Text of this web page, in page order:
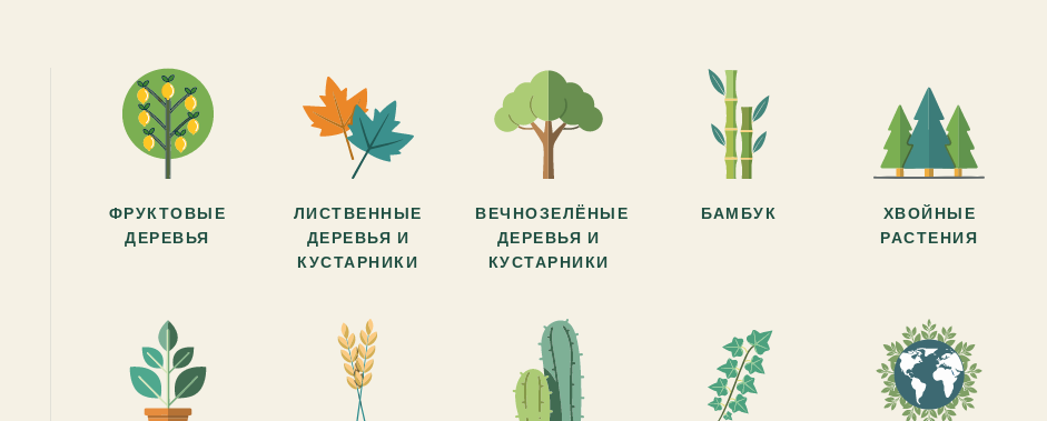
ФРУКТОВЫЕ
ДЕРЕВЬЯ
ЛИСТВЕННЫЕ
ДЕРЕВЬЯ И
КУСТАРНИКИ
ВЕЧНОЗЕЛЁНЫЕ
ДЕРЕВЬЯ И
КУСТАРНИКИ
БАМБУК
ХВОЙНЫЕ
РАСТЕНИЯ